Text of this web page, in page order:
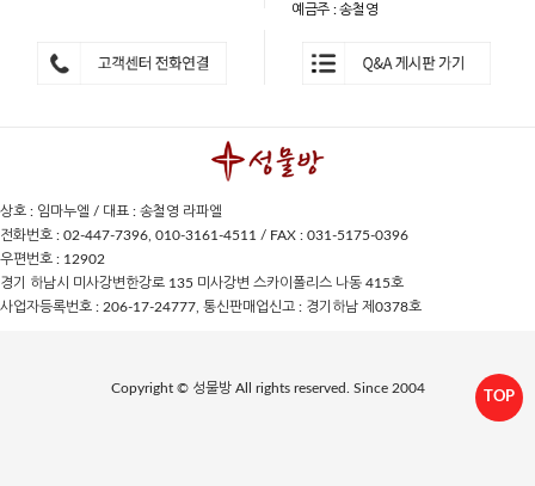
TOP
예금주 : 송철영
상호 : 임마누엘 / 대표 : 송철영 라파엘
전화번호 : 02-447-7396, 010-3161-4511 / FAX : 031-5175-0396
우편번호 : 12902
경기 하남시 미사강변한강로 135 미사강변 스카이폴리스 나동 415호
사업자등록번호 : 206-17-24777, 통신판매업신고 : 경기하남 제0378호
Copyright © 성물방 All rights reserved. Since 2004